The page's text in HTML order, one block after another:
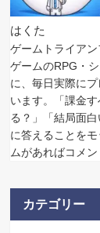
はくた
ゲームトライア
ゲームのRPG・
に、毎日実際に
います。「課金
る？」「結局面
に答えることを
ムがあればコメ
カテゴリー